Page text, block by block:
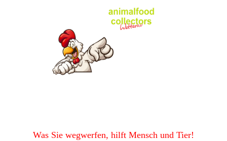
Was Sie wegwerfen, hilft Mensch und Tier!